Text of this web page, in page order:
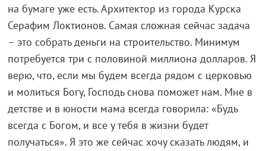
на бумаге уже есть. Архитектор из города Курска
Серафим Локтионов. Самая сложная сейчас задача
– это собрать деньги на строительство. Минимум
потребуется три с половиной миллиона долларов. Я
верю, что, если мы будем всегда рядом с церковью
и молиться Богу, Господь снова поможет нам. Мне в
детстве и в юности мама всегда говорила: «Будь
всегда с Богом, и все у тебя в жизни будет
получаться». Я это же сейчас хочу сказать людям, и